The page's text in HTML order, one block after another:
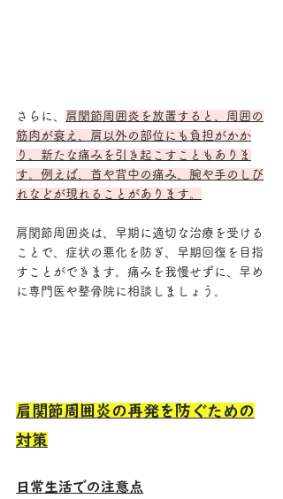
さらに、
肩関節周囲炎を放置すると、周囲の
筋肉が衰え、肩以外の部位にも負担がかか
り、新たな痛みを引き起こすこともありま
す。例えば、首や背中の痛み、腕や手のしび
れなどが現れることがあります。
肩関節周囲炎は、早期に適切な治療を受ける
ことで、症状の悪化を防ぎ、早期回復を目指
すことができます。痛みを我慢せずに、早め
に専門医や整骨院に相談しましょう。
肩関節周囲炎の再発を防ぐための
対策
日常生活での注意点